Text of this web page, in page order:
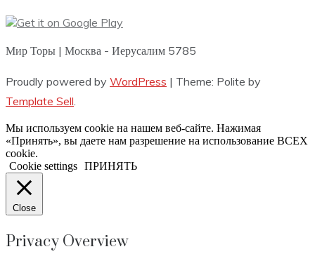
Мир Торы | Москва - Иерусалим 5785
Proudly powered by WordPress | Theme: Polite by
Template Sell
Мы используем cookie на нашем веб-сайте. Нажимая
«Принять», вы даете нам разрешение на использование ВСЕХ
cookie.
Cookie settings ПРИНЯТЬ
Close
Privacy Overview